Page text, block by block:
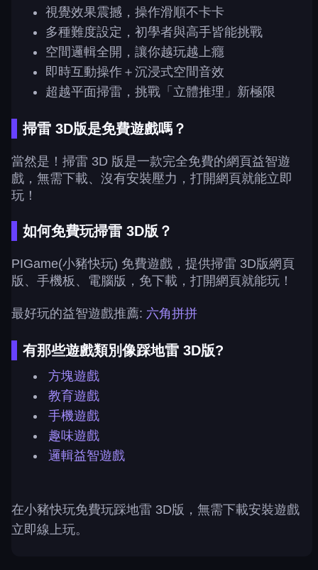
視覺效果震撼，操作滑順不卡卡
多種難度設定，初學者與高手皆能挑戰
空間邏輯全開，讓你越玩越上癮
即時互動操作＋沉浸式空間音效
超越平面掃雷，挑戰「立體推理」新極限
掃雷 3D版是免費遊戲嗎？
當然是！掃雷 3D 版是一款完全免費的網頁益智遊
戲，無需下載、沒有安裝壓力，打開網頁就能立即
玩！
如何免費玩掃雷 3D版？
PIGame(小豬快玩) 免費遊戲，提供掃雷 3D版網頁
版、手機板、電腦版，免下載，打開網頁就能玩！
最好玩的益智遊戲推薦: 六角拼拼
有那些遊戲類別像踩地雷 3D版?
方塊遊戲
教育遊戲
手機遊戲
趣味遊戲
邏輯益智遊戲
在小豬快玩免費玩踩地雷 3D版，無需下載安裝遊戲
立即線上玩。